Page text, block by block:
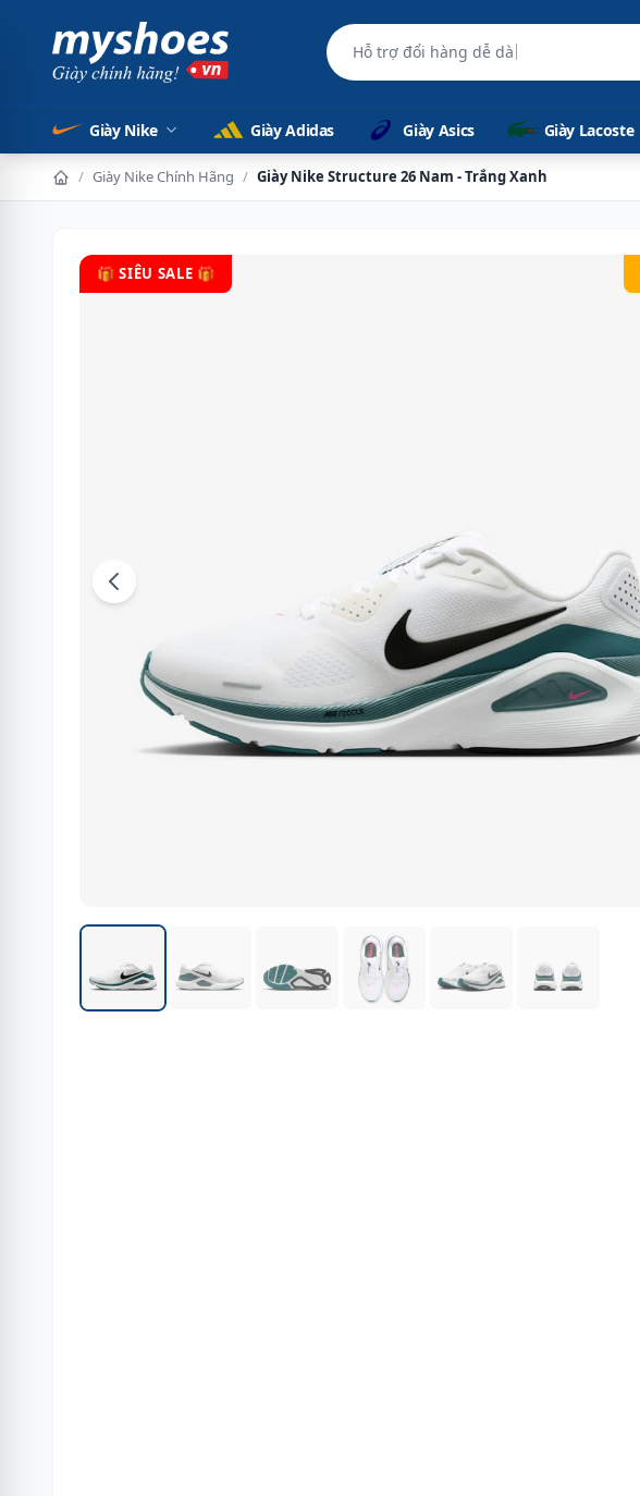
Hỗ trợ đổi hàng dễ dàng
Giày Nike Giày Adidas Giày Asics Giày Lacoste
/ Giày Nike Chính Hãng / Giày Nike Structure 26 Nam - Trắng Xanh
🎁 SIÊU SALE 🎁